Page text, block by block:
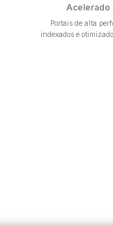
Acelerado
Portais de alta
indexados e